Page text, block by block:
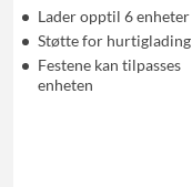
Lader opptil 6 enheter
Støtte for hurtiglading
Festene kan tilpasses
enheten